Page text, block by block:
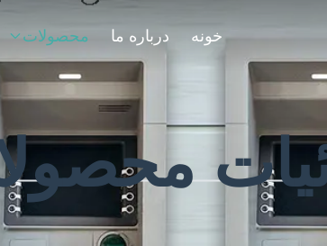
خونه درباره ما محصولات